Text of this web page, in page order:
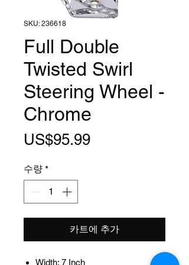
SKU: 236618
Full Double
Twisted Swirl
Steering Wheel -
Chrome
US$95.99가
수량 *
카트에 추가
Width: 7 Inch